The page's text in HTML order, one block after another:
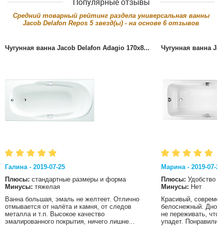
Популярные отзывы
Cредний товарный рейтинг раздела универсальная ванны
Jacob Delafon Repos 5звезд(ы) - на основе 6отзывов
Чугунная ванна Jacob Delafon Adagio 170x8...
Галина - 2019-07-25
Плюсы: стандартные размеры и форма
Минусы: тяжелая
Ванна большая, эмаль не желтеет. Отлично
отмывается от налёта и камня, от следов
металла и т.п. Высокое качество
эмалированного покрытия, ничего лишне...
Чугунная ванна
Марина - 2019-07-
Плюсы: Удобство
Минусы: Нет
Красивый,
белоснежный. Дно
не переживать, что
упадет.